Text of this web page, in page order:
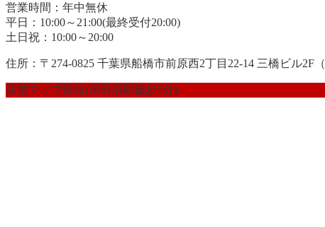
営業時間：年中無休
平日：10:00～21:00(最終受付20:00)
土日祝：10:00～20:00
住所：〒274-0825 千葉県船橋市前原西2丁目22-14 三橋ビル2F（
店舗マップ情報(津田沼駅徒歩5分)